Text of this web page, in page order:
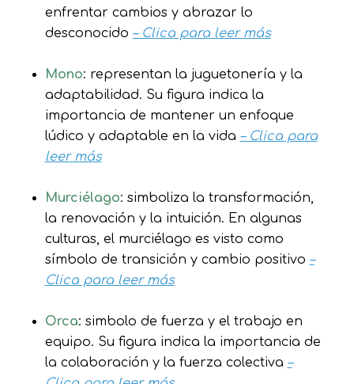
enfrentar cambios y abrazar lo
desconocido – Clica para leer más
Mono: representan la juguetonería y la
adaptabilidad. Su figura indica la
importancia de mantener un enfoque
lúdico y adaptable en la vida – Clica para
leer más
Murciélago: simboliza la transformación,
la renovación y la intuición. En algunas
culturas, el murciélago es visto como
símbolo de transición y cambio positivo –
Clica para leer más
Orca: simbolo de fuerza y el trabajo en
equipo. Su figura indica la importancia de
la colaboración y la fuerza colectiva –